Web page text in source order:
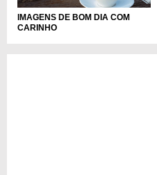
IMAGENS DE BOM DIA COM
CARINHO